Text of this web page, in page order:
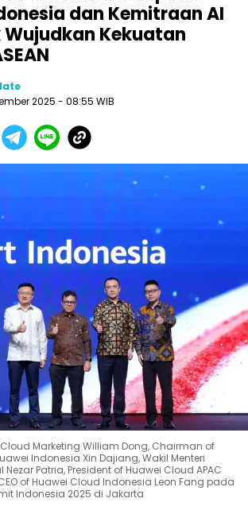
dan Kemitraan AI
Kekuatan
2025 - 08:55 WIB
Marketing William Dong, Chairman of
Indonesia Xin Dajiang, Wakil Menteri
Patria, President of Huawei Cloud APAC
of Huawei Cloud Indonesia Leon Fang pada
Indonesia 2025 di Jakarta